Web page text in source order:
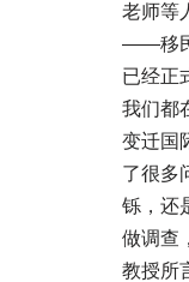
老师等
――移民
已经正
我们都
变迁国
了很多
铄，还
做调查
教授所